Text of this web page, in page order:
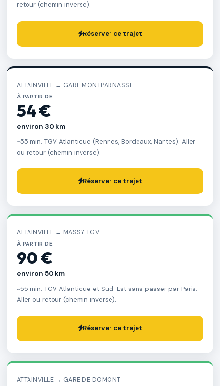
retour (chemin inverse).
Réserver ce trajet
ATTAINVILLE → GARE MONTPARNASSE
À PARTIR DE
54 €
environ 30 km
~55 min. TGV Atlantique (Rennes, Bordeaux, Nantes). Aller
ou retour (chemin inverse).
Réserver ce trajet
ATTAINVILLE → MASSY TGV
À PARTIR DE
90 €
environ 50 km
~55 min. TGV Atlantique et Sud-Est sans passer par Paris.
Aller ou retour (chemin inverse).
Réserver ce trajet
ATTAINVILLE → GARE DE DOMONT